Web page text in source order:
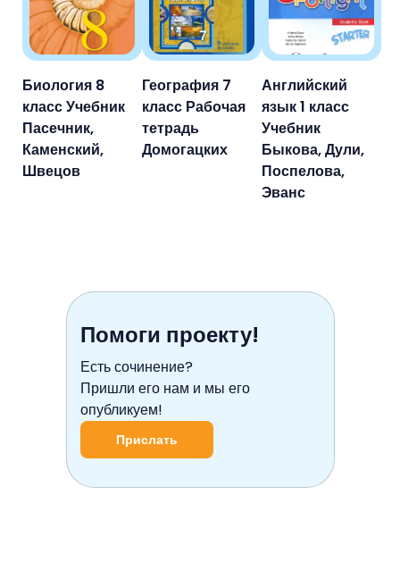
Биология 8
класс Учебник
Пасечник,
Каменский,
Швецов
География 7
класс Рабочая
тетрадь
Домогацких
Английский
язык 1 класс
Учебник
Быкова, Дули,
Поспелова,
Эванс
Помоги проекту!
Есть сочинение?
Пришли его нам и мы его
опубликуем!
Прислать